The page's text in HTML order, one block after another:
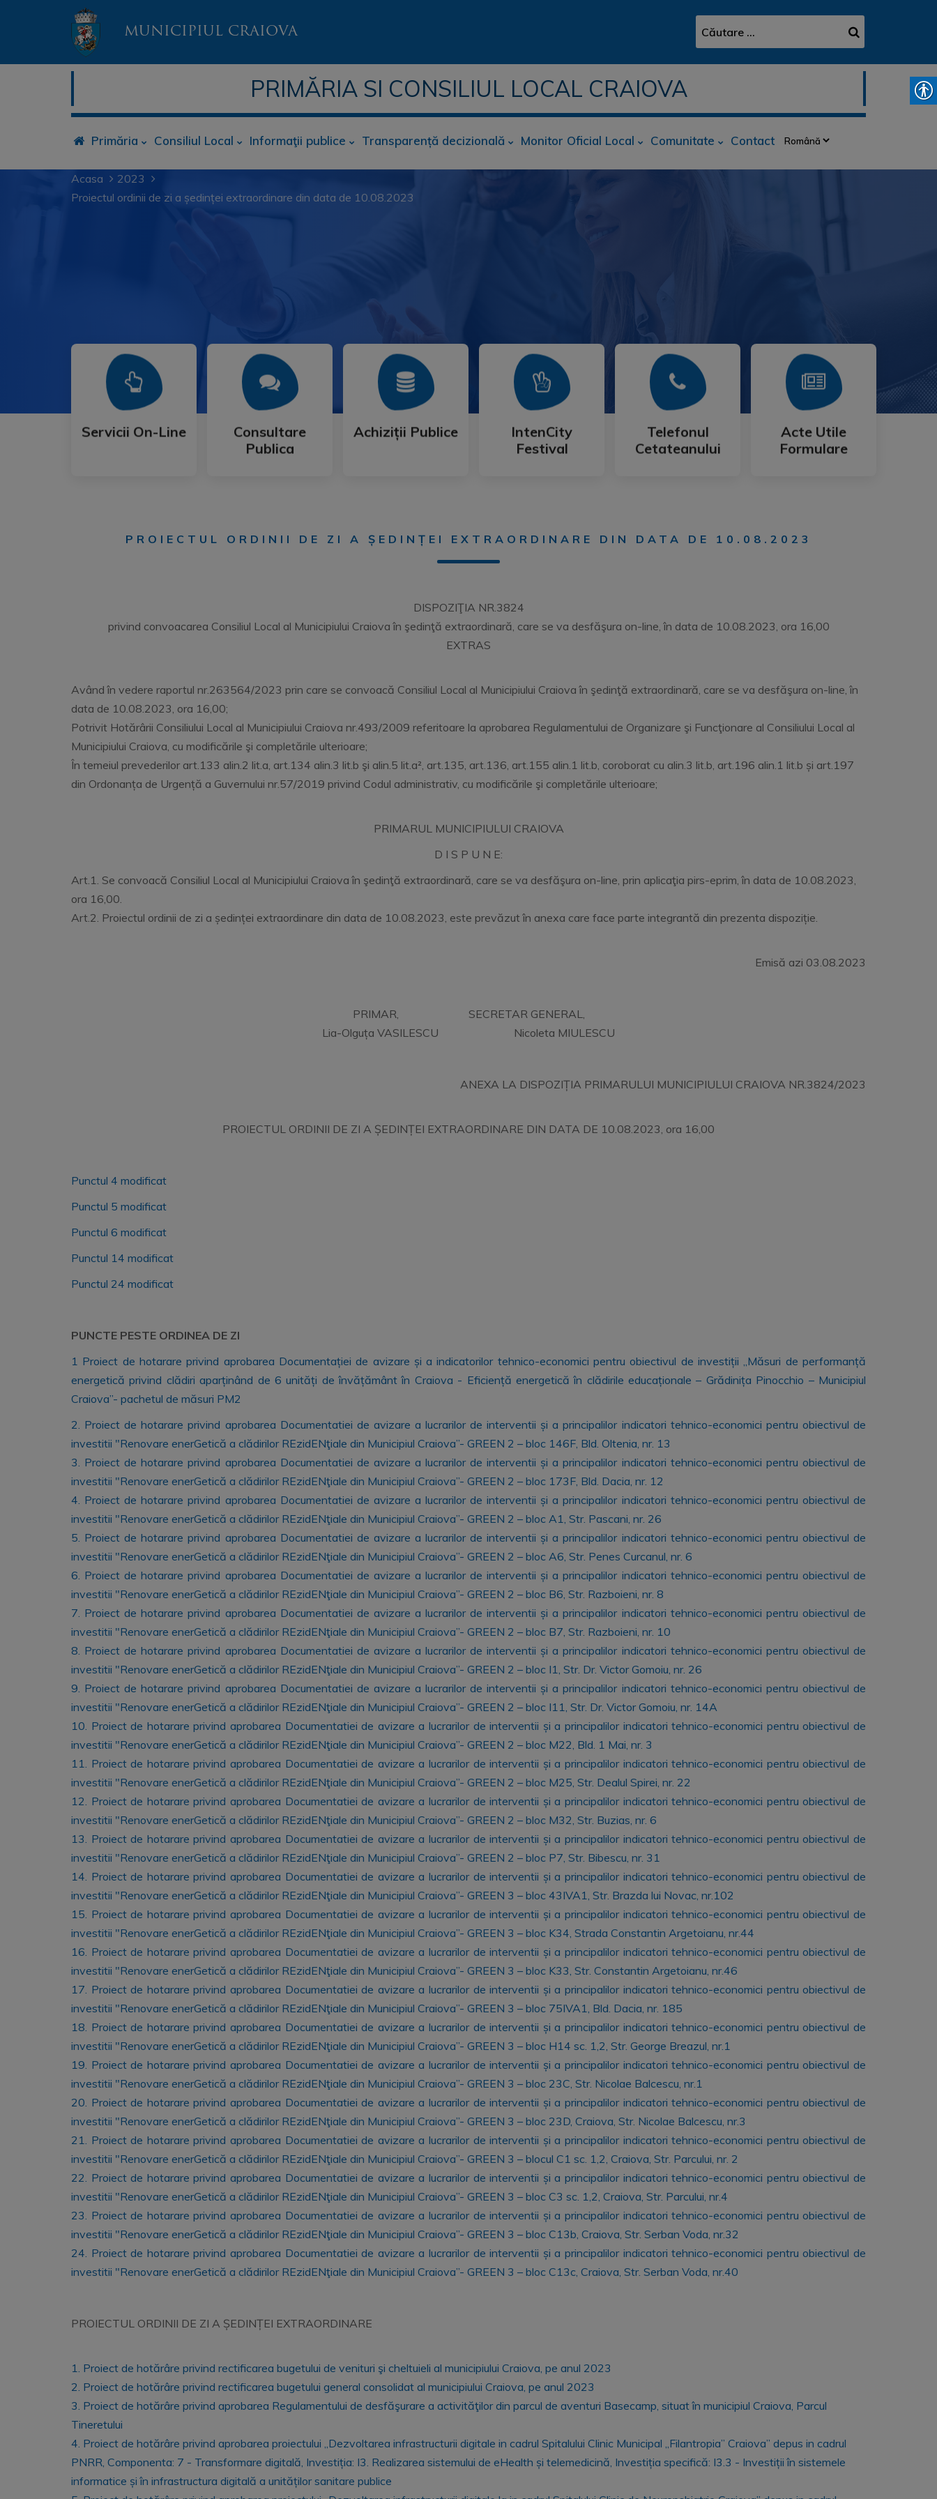
MUNICIPIUL CRAIOVA
PRIMĂRIA SI CONSILIUL LOCAL CRAIOVA
Primăria Consiliul Local Informaţii publice Transparență decizională Monitor Oficial Local Comunitate Contact
Acasa
2023
Proiectul ordinii de zi a ședinței extraordinare din data de 10.08.2023
Servicii On-Line
Servicii On-Line
Mai Mult
Consultare
Publica
Consultare
Publica
Mai Mult
Achiziții Publice
Achiziții Publice
Mai Mult
IntenCity
Festival
IntenCity
Festival
Mai Mult
Telefonul
Cetateanului
Telefonul
Cetateanului
Mai Mult
Acte Utile
Formulare
Acte Utile
Formulare
Mai Mult
PROIECTUL ORDINII DE ZI A ȘEDINȚEI EXTRAORDINARE DIN DATA DE 10.08.2023
DISPOZIŢIA NR.3824
privind convoacarea Consiliul Local al Municipiului Craiova în şedinţă extraordinară, care se va desfăşura on-line, în data de 10.08.2023, ora 16,00
EXTRAS
Având în vedere raportul nr.263564/2023 prin care se convoacă Consiliul Local al Municipiului Craiova în şedinţă extraordinară, care se va desfăşura on-line, în
data de 10.08.2023, ora 16,00;
Potrivit Hotărârii Consiliului Local al Municipiului Craiova nr.493/2009 referitoare la aprobarea Regulamentului de Organizare şi Funcţionare al Consiliului Local al
Municipiului Craiova, cu modificările şi completările ulterioare;
În temeiul prevederilor art.133 alin.2 lit.a, art.134 alin.3 lit.b şi alin.5 lit.a², art.135, art.136, art.155 alin.1 lit.b, coroborat cu alin.3 lit.b, art.196 alin.1 lit.b și art.197
din Ordonanța de Urgență a Guvernului nr.57/2019 privind Codul administrativ, cu modificările şi completările ulterioare;
PRIMARUL MUNICIPIULUI CRAIOVA
D I S P U N E:
Art.1. Se convoacă Consiliul Local al Municipiului Craiova în şedinţă extraordinară, care se va desfăşura on-line, prin aplicaţia pirs-eprim, în data de 10.08.2023,
ora 16,00.
Art.2. Proiectul ordinii de zi a ședinței extraordinare din data de 10.08.2023, este prevăzut în anexa care face parte integrantă din prezenta dispoziție.
Emisă azi 03.08.2023
PRIMAR, SECRETAR GENERAL,
Lia-Olguța VASILESCU Nicoleta MIULESCU
ANEXA LA DISPOZIȚIA PRIMARULUI MUNICIPIULUI CRAIOVA NR.3824/2023
PROIECTUL ORDINII DE ZI A ȘEDINȚEI EXTRAORDINARE DIN DATA DE 10.08.2023, ora 16,00
Punctul 4 modificat
Punctul 5 modificat
Punctul 6 modificat
Punctul 14 modificat
Punctul 24 modificat
PUNCTE PESTE ORDINEA DE ZI
1 Proiect de hotarare privind aprobarea Documentației de avizare și a indicatorilor tehnico-economici pentru obiectivul de investiții „Măsuri de performanță
energetică privind clădiri aparținând de 6 unități de învățământ în Craiova - Eficiență energetică în clădirile educaționale – Grădinița Pinocchio – Municipiul
Craiova”- pachetul de măsuri PM2
2. Proiect de hotarare privind aprobarea Documentatiei de avizare a lucrarilor de interventii și a principalilor indicatori tehnico-economici pentru obiectivul de
investitii "Renovare enerGetică a clădirilor REzidENţiale din Municipiul Craiova”- GREEN 2 – bloc 146F, Bld. Oltenia, nr. 13
3. Proiect de hotarare privind aprobarea Documentatiei de avizare a lucrarilor de interventii și a principalilor indicatori tehnico-economici pentru obiectivul de
investitii "Renovare enerGetică a clădirilor REzidENţiale din Municipiul Craiova”- GREEN 2 – bloc 173F, Bld. Dacia, nr. 12
4. Proiect de hotarare privind aprobarea Documentatiei de avizare a lucrarilor de interventii și a principalilor indicatori tehnico-economici pentru obiectivul de
investitii "Renovare enerGetică a clădirilor REzidENţiale din Municipiul Craiova”- GREEN 2 – bloc A1, Str. Pascani, nr. 26
5. Proiect de hotarare privind aprobarea Documentatiei de avizare a lucrarilor de interventii și a principalilor indicatori tehnico-economici pentru obiectivul de
investitii "Renovare enerGetică a clădirilor REzidENţiale din Municipiul Craiova”- GREEN 2 – bloc A6, Str. Penes Curcanul, nr. 6
6. Proiect de hotarare privind aprobarea Documentatiei de avizare a lucrarilor de interventii și a principalilor indicatori tehnico-economici pentru obiectivul de
investitii "Renovare enerGetică a clădirilor REzidENţiale din Municipiul Craiova”- GREEN 2 – bloc B6, Str. Razboieni, nr. 8
7. Proiect de hotarare privind aprobarea Documentatiei de avizare a lucrarilor de interventii și a principalilor indicatori tehnico-economici pentru obiectivul de
investitii "Renovare enerGetică a clădirilor REzidENţiale din Municipiul Craiova”- GREEN 2 – bloc B7, Str. Razboieni, nr. 10
8. Proiect de hotarare privind aprobarea Documentatiei de avizare a lucrarilor de interventii și a principalilor indicatori tehnico-economici pentru obiectivul de
investitii "Renovare enerGetică a clădirilor REzidENţiale din Municipiul Craiova”- GREEN 2 – bloc I1, Str. Dr. Victor Gomoiu, nr. 26
9. Proiect de hotarare privind aprobarea Documentatiei de avizare a lucrarilor de interventii și a principalilor indicatori tehnico-economici pentru obiectivul de
investitii "Renovare enerGetică a clădirilor REzidENţiale din Municipiul Craiova”- GREEN 2 – bloc I11, Str. Dr. Victor Gomoiu, nr. 14A
10. Proiect de hotarare privind aprobarea Documentatiei de avizare a lucrarilor de interventii și a principalilor indicatori tehnico-economici pentru obiectivul de
investitii "Renovare enerGetică a clădirilor REzidENţiale din Municipiul Craiova”- GREEN 2 – bloc M22, Bld. 1 Mai, nr. 3
11. Proiect de hotarare privind aprobarea Documentatiei de avizare a lucrarilor de interventii și a principalilor indicatori tehnico-economici pentru obiectivul de
investitii "Renovare enerGetică a clădirilor REzidENţiale din Municipiul Craiova”- GREEN 2 – bloc M25, Str. Dealul Spirei, nr. 22
12. Proiect de hotarare privind aprobarea Documentatiei de avizare a lucrarilor de interventii și a principalilor indicatori tehnico-economici pentru obiectivul de
investitii "Renovare enerGetică a clădirilor REzidENţiale din Municipiul Craiova”- GREEN 2 – bloc M32, Str. Buzias, nr. 6
13. Proiect de hotarare privind aprobarea Documentatiei de avizare a lucrarilor de interventii și a principalilor indicatori tehnico-economici pentru obiectivul de
investitii "Renovare enerGetică a clădirilor REzidENţiale din Municipiul Craiova”- GREEN 2 – bloc P7, Str. Bibescu, nr. 31
14. Proiect de hotarare privind aprobarea Documentatiei de avizare a lucrarilor de interventii și a principalilor indicatori tehnico-economici pentru obiectivul de
investitii "Renovare enerGetică a clădirilor REzidENţiale din Municipiul Craiova”- GREEN 3 – bloc 43IVA1, Str. Brazda lui Novac, nr.102
15. Proiect de hotarare privind aprobarea Documentatiei de avizare a lucrarilor de interventii și a principalilor indicatori tehnico-economici pentru obiectivul de
investitii "Renovare enerGetică a clădirilor REzidENţiale din Municipiul Craiova”- GREEN 3 – bloc K34, Strada Constantin Argetoianu, nr.44
16. Proiect de hotarare privind aprobarea Documentatiei de avizare a lucrarilor de interventii și a principalilor indicatori tehnico-economici pentru obiectivul de
investitii "Renovare enerGetică a clădirilor REzidENţiale din Municipiul Craiova”- GREEN 3 – bloc K33, Str. Constantin Argetoianu, nr.46
17. Proiect de hotarare privind aprobarea Documentatiei de avizare a lucrarilor de interventii și a principalilor indicatori tehnico-economici pentru obiectivul de
investitii "Renovare enerGetică a clădirilor REzidENţiale din Municipiul Craiova”- GREEN 3 – bloc 75IVA1, Bld. Dacia, nr. 185
18. Proiect de hotarare privind aprobarea Documentatiei de avizare a lucrarilor de interventii și a principalilor indicatori tehnico-economici pentru obiectivul de
investitii "Renovare enerGetică a clădirilor REzidENţiale din Municipiul Craiova”- GREEN 3 – bloc H14 sc. 1,2, Str. George Breazul, nr.1
19. Proiect de hotarare privind aprobarea Documentatiei de avizare a lucrarilor de interventii și a principalilor indicatori tehnico-economici pentru obiectivul de
investitii "Renovare enerGetică a clădirilor REzidENţiale din Municipiul Craiova”- GREEN 3 – bloc 23C, Str. Nicolae Balcescu, nr.1
20. Proiect de hotarare privind aprobarea Documentatiei de avizare a lucrarilor de interventii și a principalilor indicatori tehnico-economici pentru obiectivul de
investitii "Renovare enerGetică a clădirilor REzidENţiale din Municipiul Craiova”- GREEN 3 – bloc 23D, Craiova, Str. Nicolae Balcescu, nr.3
21. Proiect de hotarare privind aprobarea Documentatiei de avizare a lucrarilor de interventii și a principalilor indicatori tehnico-economici pentru obiectivul de
investitii "Renovare enerGetică a clădirilor REzidENţiale din Municipiul Craiova”- GREEN 3 – blocul C1 sc. 1,2, Craiova, Str. Parcului, nr. 2
22. Proiect de hotarare privind aprobarea Documentatiei de avizare a lucrarilor de interventii și a principalilor indicatori tehnico-economici pentru obiectivul de
investitii "Renovare enerGetică a clădirilor REzidENţiale din Municipiul Craiova”- GREEN 3 – bloc C3 sc. 1,2, Craiova, Str. Parcului, nr.4
23. Proiect de hotarare privind aprobarea Documentatiei de avizare a lucrarilor de interventii și a principalilor indicatori tehnico-economici pentru obiectivul de
investitii "Renovare enerGetică a clădirilor REzidENţiale din Municipiul Craiova”- GREEN 3 – bloc C13b, Craiova, Str. Serban Voda, nr.32
24. Proiect de hotarare privind aprobarea Documentatiei de avizare a lucrarilor de interventii și a principalilor indicatori tehnico-economici pentru obiectivul de
investitii "Renovare enerGetică a clădirilor REzidENţiale din Municipiul Craiova”- GREEN 3 – bloc C13c, Craiova, Str. Serban Voda, nr.40
PROIECTUL ORDINII DE ZI A ȘEDINȚEI EXTRAORDINARE
1. Proiect de hotărâre privind rectificarea bugetului de venituri şi cheltuieli al municipiului Craiova, pe anul 2023
2. Proiect de hotărâre privind rectificarea bugetului general consolidat al municipiului Craiova, pe anul 2023
3. Proiect de hotărâre privind aprobarea Regulamentului de desfăşurare a activităţilor din parcul de aventuri Basecamp, situat în municipiul Craiova, Parcul
Tineretului
4. Proiect de hotărâre privind aprobarea proiectului ,,Dezvoltarea infrastructurii digitale in cadrul Spitalului Clinic Municipal ,,Filantropia’’ Craiova’’ depus in cadrul
PNRR, Componenta: 7 - Transformare digitală, Investiția: I3. Realizarea sistemului de eHealth și telemedicină, Investiția specifică: I3.3 - Investiții în sistemele
informatice și în infrastructura digitală a unităților sanitare publice